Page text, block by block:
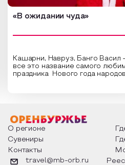
«В ожидании чуда»
Кашарни, Навруз, Банго Васил
все это название самого
праздника Нового года
о том, как встречают новый год
разных уголках страны, какие
обряды совершают на удачу и
благополучие, в чем схожи и
различаются традиции. Кто
Дед Мороз и откуда он пришел,
О регионе
Сувениры
Контакты
travel@mb-orb.ru